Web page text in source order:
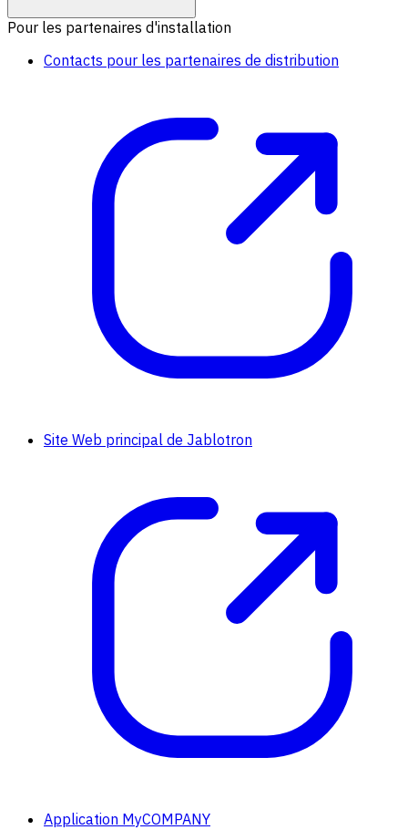
Pour les partenaires d'installation
Contacts pour les partenaires de distribution
Site Web principal de Jablotron
Application MyCOMPANY